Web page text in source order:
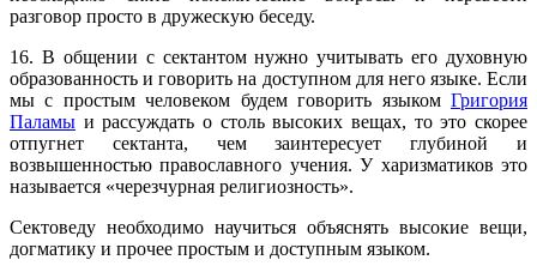
разговор просто в дружескую беседу.
16. В общении с сектантом нужно учитывать его духовную
образованность и говорить на доступном для него языке. Если
мы с простым человеком будем говорить языком Григория
Паламы и рассуждать о столь высоких вещах, то это скорее
отпугнет сектанта, чем заинтересует глубиной и
возвышенностью православного учения. У харизматиков это
называется «черезчурная религиозность».
Сектоведу необходимо научиться объяснять высокие вещи,
догматику и прочее простым и доступным языком.